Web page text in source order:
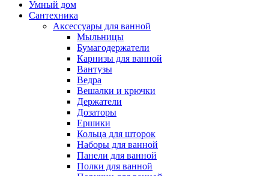
Умный дом
Сантехника
Аксессуары для ванной
Мыльницы
Бумагодержатели
Карнизы для ванной
Вантузы
Ведра
Вешалки и крючки
Держатели
Дозаторы
Ершики
Кольца для шторок
Наборы для ванной
Панели для ванной
Полки для ванной